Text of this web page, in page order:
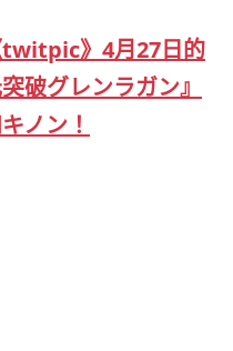
twitpic》4月27日的
破グレンラガン』
ノン！